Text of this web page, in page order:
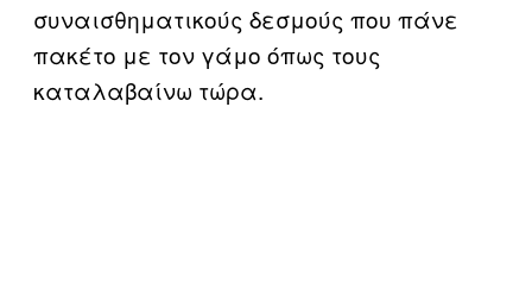
συναισθηματικούς δεσμούς που πάνε
πακέτο με τον γάμο όπως τους
καταλαβαίνω τώρα.